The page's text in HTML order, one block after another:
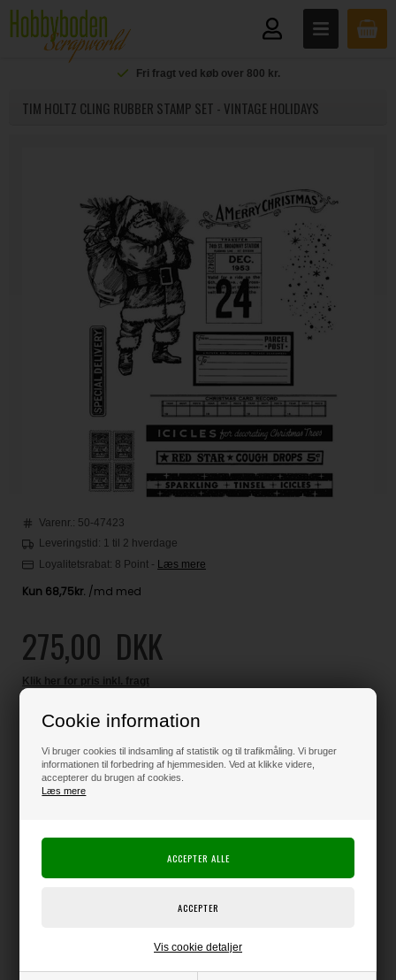
Cookie information
Vi bruger cookies til indsamling af statistik og til trafikmåling. Vi bruger
informationen til forbedring af hjemmesiden. Ved at klikke videre,
accepterer du brugen af cookies.
Læs mere
Vis cookie detaljer
Fri fragt ved køb over 800 kr.
TIM HOLTZ CLING RUBBER STAMP SET - VINTAGE HOLIDAYS
Varenr.: 50-47423
Leveringstid: 1 til 2 hverdage
Loyalitetsrabat: 8 Point - Læs mere
275,00 DKK
Klik her for pris inkl. fragt
Kun 1 stk. tilbage på lager !!
Stampers Anonymous / Tim Holtz
Gummistempler monteret med cling-bagside, så du kan sætte dem på en